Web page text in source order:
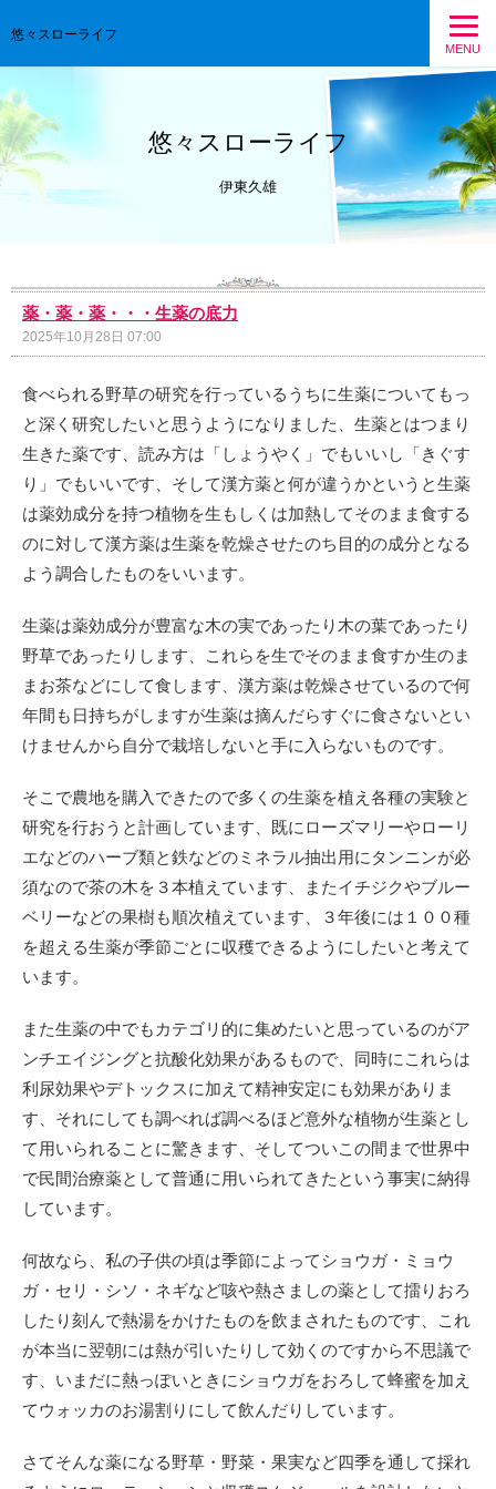
悠々スローライフ
MENU
悠々スローライフ
伊東久雄
薬・薬・薬・・・生薬の底力
2025年10月28日 07:00
食べられる野草の研究を行っているうちに生薬についてもっ
と深く研究したいと思うようになりました、生薬とはつまり
生きた薬です、読み方は「しょうやく」でもいいし「きぐす
り」でもいいです、そして漢方薬と何が違うかというと生薬
は薬効成分を持つ植物を生もしくは加熱してそのまま食する
のに対して漢方薬は生薬を乾燥させたのち目的の成分となる
よう調合したものをいいます。
生薬は薬効成分が豊富な木の実であったり木の葉であったり
野草であったりします、これらを生でそのまま食すか生のま
まお茶などにして食します、漢方薬は乾燥させているので何
年間も日持ちがしますが生薬は摘んだらすぐに食さないとい
けませんから自分で栽培しないと手に入らないものです。
そこで農地を購入できたので多くの生薬を植え各種の実験と
研究を行おうと計画しています、既にローズマリーやローリ
エなどのハーブ類と鉄などのミネラル抽出用にタンニンが必
須なので茶の木を３本植えています、またイチジクやブルー
ベリーなどの果樹も順次植えています、３年後には１００種
を超える生薬が季節ごとに収穫できるようにしたいと考えて
います。
また生薬の中でもカテゴリ的に集めたいと思っているのがア
ンチエイジングと抗酸化効果があるもので、同時にこれらは
利尿効果やデトックスに加えて精神安定にも効果がありま
す、それにしても調べれば調べるほど意外な植物が生薬とし
て用いられることに驚きます、そしてついこの間まで世界中
で民間治療薬として普通に用いられてきたという事実に納得
しています。
何故なら、私の子供の頃は季節によってショウガ・ミョウ
ガ・セリ・シソ・ネギなど咳や熱さましの薬として擂りおろ
したり刻んで熱湯をかけたものを飲まされたものです、これ
が本当に翌朝には熱が引いたりして効くのですから不思議で
す、いまだに熱っぽいときにショウガをおろして蜂蜜を加え
てウォッカのお湯割りにして飲んだりしています。
さてそんな薬になる野草・野菜・果実など四季を通して採れ